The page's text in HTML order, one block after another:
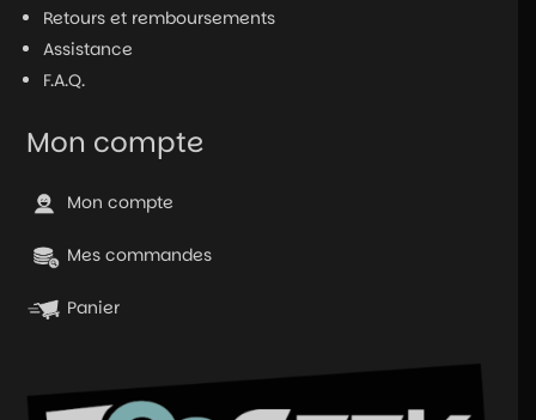
Retours et remboursements
Assistance
F.A.Q.
Mon compte
Mon compte
Mes commandes
Panier